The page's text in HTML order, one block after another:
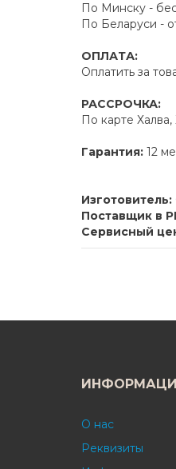
По Минску -
По Беларуси -
ОПЛАТА:
Оплатить за
РАССРОЧКА:
По карте
Гарантия: 12
Изготовитель:
Поставщик в
Сервисный
О нас
Реквизиты